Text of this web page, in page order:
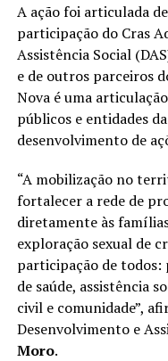
A ação foi articulada
participação do Cras
Assistência Social
e de outros parceiros
Nova é uma
públicos e entidades
desenvolvimento de
“A mobilização no
fortalecer a rede de
diretamente às
exploração sexual de
participação de todos:
de saúde, assistência
civil e comunidade”,
Desenvolvimento e
Moro.